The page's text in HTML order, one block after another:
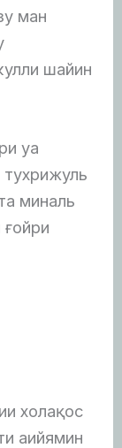
ман
шайин
уа
тухрижуль
миналь
холақос
аийямин